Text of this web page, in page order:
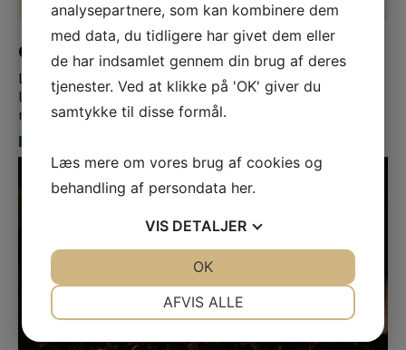
Gallamiddag og koncert
Lyreco Convention Kick-off’s, konvention, award-show og
leverandørmesse med 70 stande, samt gallamiddag og fest
med...
Læs mere
analysepartnere, som kan kombinere dem
med data, du tidligere har givet dem eller
de har indsamlet gennem din brug af deres
tjenester. Ved at klikke på 'OK' giver du
samtykke til disse formål.
Læs mere om vores brug af cookies og
behandling af persondata her.
VIS DETALJER
AFVIS ALLE
OK